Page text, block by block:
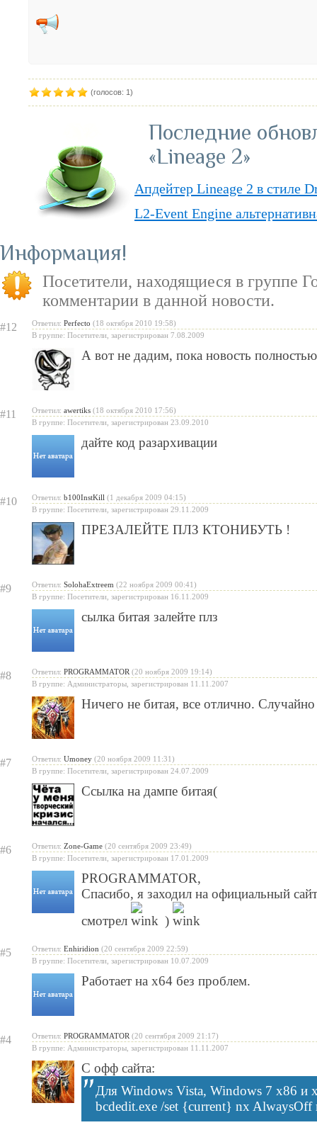
(голосов: 1)
Последние
«Lineage 2»
Апдейтер Lineage 2 в стиле
L2-Event Engine
бесплатную модель
«Испеки свою любовь» —
Святого Валентина
Информация
Посетители, находящиеся в группе
комментарии в данной новости.
#12 Ответил: Perfecto (18 октября 2010 19:58)
В группе: Посетители, зарегистрирован 7.08.2009
А вот не дадим, пока новость
#11 Ответил: awertiks (18 октября 2010 17:56)
В группе: Посетители, зарегистрирован 23.09.2010
дайте код разархивации
#10 Ответил: b100InstKill (1 декабря 2009 04:15)
В группе: Посетители, зарегистрирован 29.11.2009
ПРЕЗАЛЕЙТЕ ПЛЗ КТОНИБУТЬ !
#9 Ответил: SolohaExtreem (22 ноября 2009 00:41)
В группе: Посетители, зарегистрирован 16.11.2009
сылка битая залейте плз
#8 Ответил: PROGRAMMATOR (20 ноября 2009 19:14)
В группе: Администраторы, зарегистрирован 11.11.2007
Ничего не битая, все отлично.
#7 Ответил: Umoney (20 ноября 2009 11:31)
В группе: Посетители, зарегистрирован 24.07.2009
Ссылка на дампе битая(
#6 Ответил: Zone-Game (20 сентября 2009 23:49)
В группе: Посетители, зарегистрирован 17.01.2009
PROGRAMMATOR,
Спасибо, я заходил на официальный
смотрел
)
#5 Ответил: Enhiridion (20 сентября 2009 22:59)
В группе: Посетители, зарегистрирован 10.07.2009
Работает на x64 без проблем.
#4 Ответил: PROGRAMMATOR (20 сентября 2009 21:17)
В группе: Администраторы, зарегистрирован 11.11.2007
С офф сайта:
Для Windows Vista, Windows 7 x86 и
bcdedit.exe /set {current} nx AlwaysOff